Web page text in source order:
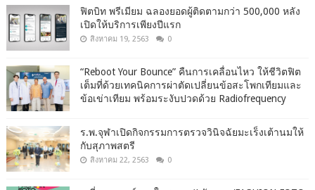
ฟิตบิท พรีเมียม ฉลองยอดผู้ติดตามกว่า 500,000 หลัง
เปิดให้บริการเพียงปีแรก
สิงหาคม 19, 2563 0
“Reboot Your Bounce” คืนการเคลื่อนไหว ให้ชีวิตฟิต
เต็มที่ด้วยเทคนิคการผ่าตัดเปลี่ยนข้อสะโพกเทียมและ
ข้อเข่าเทียม พร้อมระงับปวดด้วย Radiofrequency
ร.พ.จุฬาเปิดกิจกรรมการตรวจวินิจฉัยมะเร็งเต้านมให้
กับสุภาพสตรี
สิงหาคม 22, 2563 0